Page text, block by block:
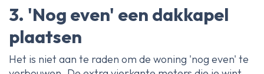
3. 'Nog even' een dakkapel
plaatsen
Het is niet aan te raden om de woning 'nog even' te